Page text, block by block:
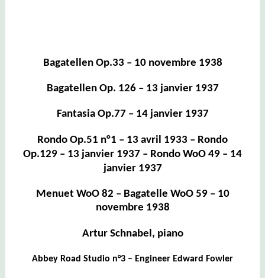
Bagatellen Op.33 – 10 novembre 1938
Bagatellen Op. 126 – 13 janvier 1937
Fantasia Op.77 – 14 janvier 1937
Rondo Op.51 n°1 – 13 avril 1933 – Rondo
Op.129 – 13 janvier 1937 – Rondo WoO 49 – 14
janvier 1937
Menuet WoO 82 – Bagatelle WoO 59 – 10
novembre 1938
Artur Schnabel, piano
Abbey Road Studio n°3 – Engineer Edward Fowler